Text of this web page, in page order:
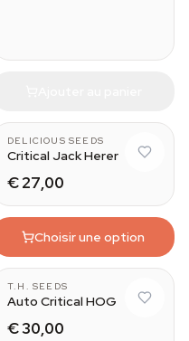
DELICIOUS SEEDS
Critical Jack Herer
€ 27,00
Choisir une option
T.H. SEEDS
Auto Critical HOG
€ 30,00